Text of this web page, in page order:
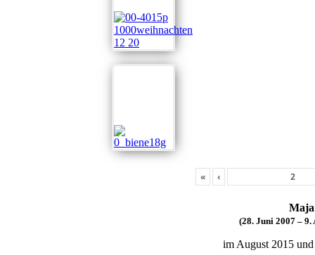
« ‹
Maja
(28. Juni 2007 – 9.
im August 2015